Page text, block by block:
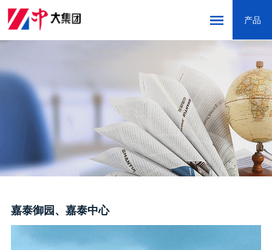
网站首页
新闻中心
产品中心
精品工程
联系我们
产品
嘉泰御园、嘉泰中心